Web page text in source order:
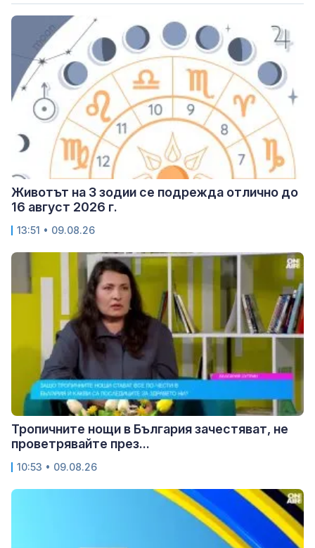
Животът на 3 зодии се подрежда отлично до
16 август 2026 г.
13:51 • 09.08.26
Тропичните нощи в България зачестяват, не
проветрявайте през...
10:53 • 09.08.26